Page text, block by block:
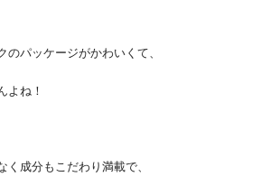
のパッケージがかわいくて、
よね！
成分もこだわり満載で、